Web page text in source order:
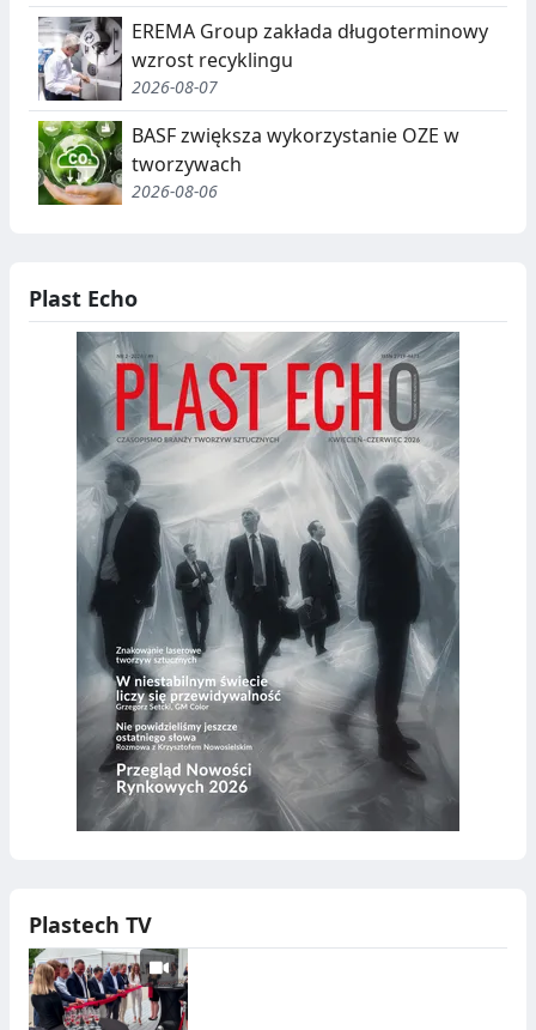
EREMA Group zakłada długoterminowy
wzrost recyklingu
2026-08-07
BASF zwiększa wykorzystanie OZE w
tworzywach
2026-08-06
Plast Echo
Plastech TV